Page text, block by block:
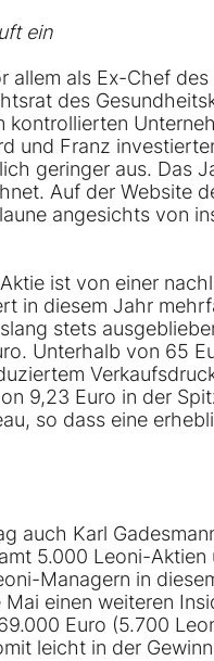
ein
als Ex-Chef
des
kontrollierten
und Franz
geringer aus. Das
Auf der Website
angesichts von
ist von einer
in diesem Jahr
stets
Unterhalb von 65
9,23 Euro in der
so dass eine
auch Karl
5.000 Leoni-
Managern in
einen weiteren
Euro (5.700
leicht in der